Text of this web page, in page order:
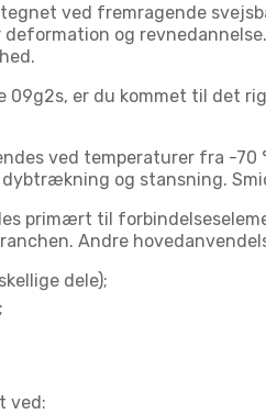
ved fremragende
og
09g2s, er du kommet til det
ved temperaturer fra -
og stansning.
primært til
Andre
dele);
ved: